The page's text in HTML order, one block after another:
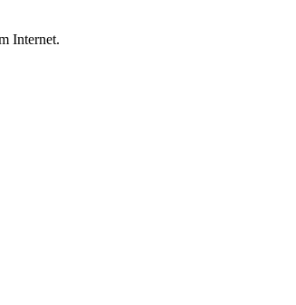
Internet.